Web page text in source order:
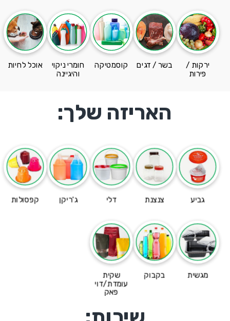
ירקות /
פירות
בשר / דגים קוסמטיקה
חומרי ניקוי
והיגיינה
אוכל לחיות
האריזה שלך:
גביע צנצנת דלי ג'ריקן קפסולות
מגשית בקבוק
שקית
עומדת/דוי
פאק